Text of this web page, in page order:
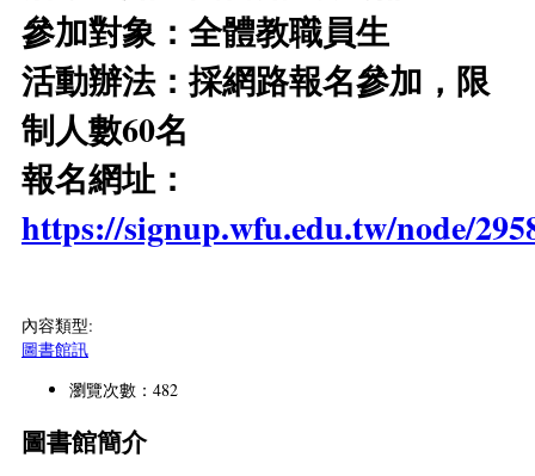
參加對象：全體教職員生
活動辦法：採網路報名參加，限
制人數60名
報名網址：
https://signup.wfu.edu.tw/node/
內容類型:
圖書館訊
瀏覽次數：482
圖書館簡介